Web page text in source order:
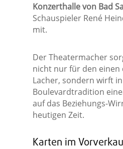
Konzerthalle von Bad
Schauspieler René
mit.
Der Theatermacher
nicht nur für den einen
Lacher, sondern wirft
Boulevardtradition
auf das Beziehungs-
heutigen Zeit.
Karten im